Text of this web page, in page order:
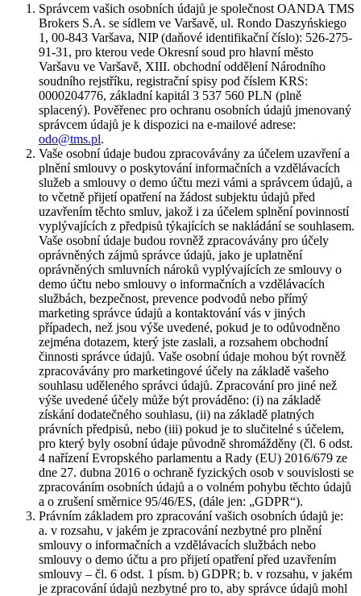
Správcem vašich osobních údajů je společnost OANDA TMS
Brokers S.A. se sídlem ve Varšavě, ul. Rondo Daszyńskiego
1, 00-843 Varšava, NIP (daňové identifikační číslo): 526-275-
91-31, pro kterou vede Okresní soud pro hlavní město
Varšavu ve Varšavě, XIII. obchodní oddělení Národního
soudního rejstříku, registrační spisy pod číslem KRS:
0000204776, základní kapitál 3 537 560 PLN (plně
splacený). Pověřenec pro ochranu osobních údajů jmenovaný
správcem údajů je k dispozici na e-mailové adrese:
odo@tms.pl.
Vaše osobní údaje budou zpracovávány za účelem uzavření a
plnění smlouvy o poskytování informačních a vzdělávacích
služeb a smlouvy o demo účtu mezi vámi a správcem údajů, a
to včetně přijetí opatření na žádost subjektu údajů před
uzavřením těchto smluv, jakož i za účelem splnění povinností
vyplývajících z předpisů týkajících se nakládání se souhlasem.
Vaše osobní údaje budou rovněž zpracovávány pro účely
oprávněných zájmů správce údajů, jako je uplatnění
oprávněných smluvních nároků vyplývajících ze smlouvy o
demo účtu nebo smlouvy o informačních a vzdělávacích
službách, bezpečnost, prevence podvodů nebo přímý
marketing správce údajů a kontaktování vás v jiných
případech, než jsou výše uvedené, pokud je to odůvodněno
zejména dotazem, který jste zaslali, a rozsahem obchodní
činnosti správce údajů. Vaše osobní údaje mohou být rovněž
zpracovávány pro marketingové účely na základě vašeho
souhlasu uděleného správci údajů. Zpracování pro jiné než
výše uvedené účely může být prováděno: (i) na základě
získání dodatečného souhlasu, (ii) na základě platných
právních předpisů, nebo (iii) pokud je to slučitelné s účelem,
pro který byly osobní údaje původně shromážděny (čl. 6 odst.
4 nařízení Evropského parlamentu a Rady (EU) 2016/679 ze
dne 27. dubna 2016 o ochraně fyzických osob v souvislosti se
zpracováním osobních údajů a o volném pohybu těchto údajů
a o zrušení směrnice 95/46/ES, (dále jen: „GDPR“).
Právním základem pro zpracování vašich osobních údajů je:
a. v rozsahu, v jakém je zpracování nezbytné pro plnění
smlouvy o informačních a vzdělávacích službách nebo
smlouvy o demo účtu a pro přijetí opatření před uzavřením
smlouvy – čl. 6 odst. 1 písm. b) GDPR; b. v rozsahu, v jakém
je zpracování údajů nezbytné pro to, aby správce údajů mohl